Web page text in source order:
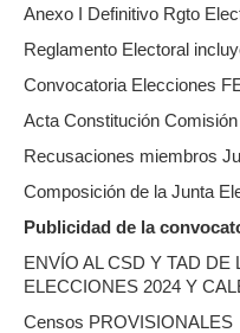
Anexo I Definitivo Rgto
Reglamento Electoral
Convocatoria Elecciones
Acta Constitución
Recusaciones miembros
Composición de la Junta
Publicidad de la
ENVÍO AL CSD Y TAD DE
ELECCIONES 2024 Y
Censos PROVISIONALES